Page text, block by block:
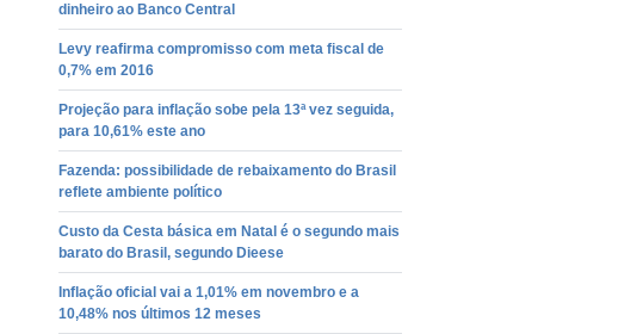
dinheiro ao Banco Central
Levy reafirma compromisso com meta fiscal de
0,7% em 2016
Projeção para inflação sobe pela 13ª vez seguida,
para 10,61% este ano
Fazenda: possibilidade de rebaixamento do Brasil
reflete ambiente político
Custo da Cesta básica em Natal é o segundo mais
barato do Brasil, segundo Dieese
Inflação oficial vai a 1,01% em novembro e a
10,48% nos últimos 12 meses